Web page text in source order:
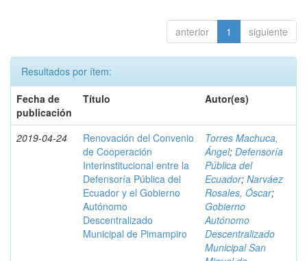
anterior 1 siguiente
Resultados por ítem:
Fecha de
publicación
Título Autor(es)
2019-04-24
Renovación del Convenio
de Cooperación
Interinstitucional entre la
Defensoría Pública del
Ecuador y el Gobierno
Autónomo
Descentralizado
Municipal de Pimampiro
Torres Machuca,
Ángel; Defensoría
Pública del
Ecuador; Narváez
Rosales, Óscar;
Gobierno
Autónomo
Descentralizado
Municipal San